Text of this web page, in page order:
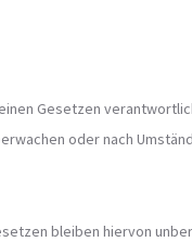
Gesetzen
oder nach
bleiben hiervon